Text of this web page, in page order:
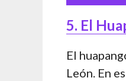
5. El
El
León. En